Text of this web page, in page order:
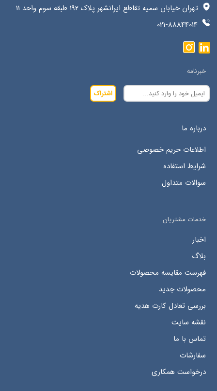
تهران خیابان سمیه تقاطع ایرانشهر پلاک 192 طبقه سوم واحد 11
021-88844014
خبرنامه
اشتراک
درباره ما
اطلاعات حریم خصوصی
شرایط استفاده
سوالات متداول
خدمات مشتریان
اخبار
بلاگ
فهرست مقایسه محصولات
محصولات جدید
بررسی تعادل کارت هدیه
نقشه سایت
تماس با ما
سفارشات
درخواست همکاری